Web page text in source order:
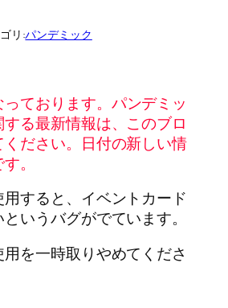
リ:パンデミック
ております。パンデミッ
る最新情報は、このブロ
ください。日付の新しい情
。
すると、イベントカード
いうバグがでています。
を一時取りやめてくださ